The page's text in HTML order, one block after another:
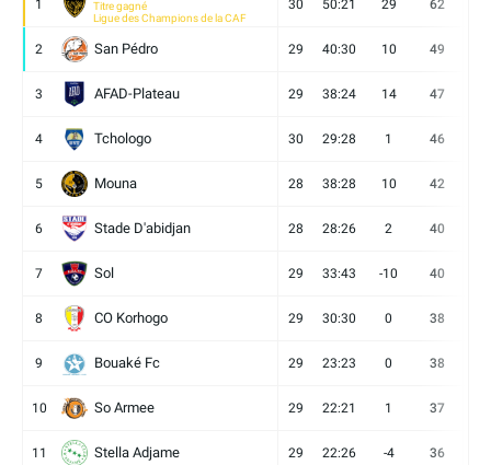
1
Titre gagné
Ligue des Champions de la CAF
30 50:21 29 62
2 San Pédro 29 40:30 10 49
3 AFAD-Plateau 29 38:24 14 47
4 Tchologo 30 29:28 1 46
5 Mouna 28 38:28 10 42
6 Stade D'abidjan 28 28:26 2 40
7 Sol 29 33:43 -10 40
8 CO Korhogo 29 30:30 0 38
9 Bouaké Fc 29 23:23 0 38
10 So Armee 29 22:21 1 37
11 Stella Adjame 29 22:26 -4 36